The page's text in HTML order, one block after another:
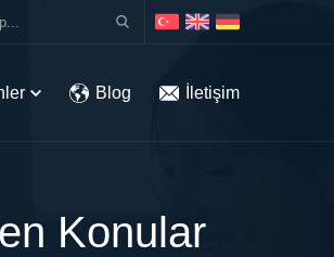
Blog İletişim
Konular